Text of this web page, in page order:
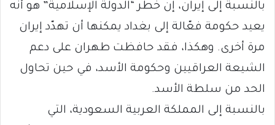
بالنسبة إلى إيران، إن خطر “الدولة الإسلامية” هو أنه
يعيد حكومة فعّالة إلى بغداد يمكنها أن تهدّد إيران
مرة أخرى. وهكذا، فقد حافظت طهران على دعم
الشيعة العراقيين وحكومة الأسد، في حين تحاول
الحد من سلطة الأسد.
بالنسبة إلى المملكة العربية السعودية، التي